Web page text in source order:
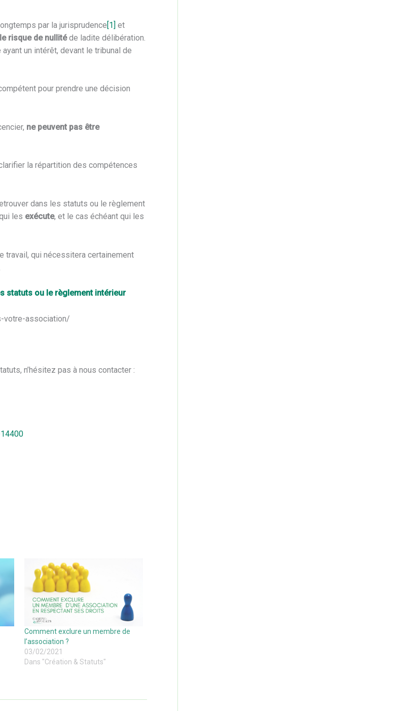
par la jurisprudence[1] et
risque de nullitéde ladite délibération.
un intérêt, devant le tribunal de
pour prendre une décision
ne peuvent pas être
la répartition des compétences
dans les statuts ou le règlement
les exécute, et le cas échéant qui les
travail, qui nécessitera certainement
statuts ou le règlement intérieur
votre-association/
n’hésitez pas à nous contacter :
Comment exclure un membre de
l’association ?
03/02/2021
Dans "Création & Statuts"